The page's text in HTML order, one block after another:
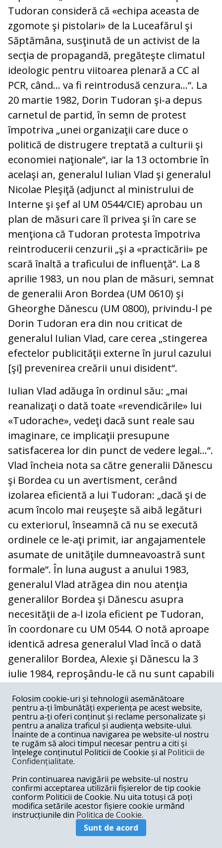
Tudoran consideră că «echipa aceasta de
zgomote şi pistolari» de la Luceafărul şi
Săptămâna, susţinută de un activist de la
secţia de propagandă, pregăteşte climatul
ideologic pentru viitoarea plenară a CC al
PCR, când… va fi reintrodusă cenzura…“. La
20 martie 1982, Dorin Tudoran şi-a depus
carnetul de partid, în semn de protest
împotriva „unei organizaţii care duce o
politică de distrugere treptată a culturii şi
economiei naţionale“, iar la 13 octombrie în
acelaşi an, generalul Iulian Vlad şi generalul
Nicolae Pleşiţă (adjunct al ministrului de
Interne şi şef al UM 0544/CIE) aprobau un
plan de măsuri care îl privea şi în care se
menţiona că Tudoran protesta împotriva
reintroducerii cenzurii „şi a «practicării» pe
scară înaltă a traficului de influenţă“. La 8
aprilie 1983, un nou plan de măsuri, semnat
de generalii Aron Bordea (UM 0610) şi
Gheorghe Dănescu (UM 0800), privindu-l pe
Dorin Tudoran era din nou criticat de
generalul Iulian Vlad, care cerea „stingerea
efectelor publicităţii externe în jurul cazului
[şi] prevenirea creării unui disident“.
Iulian Vlad adăuga în ordinul său: „mai
reanalizaţi o dată toate «revendicările» lui
«Tudorache», vedeţi dacă sunt reale sau
imaginare, ce implicaţii presupune
satisfacerea lor din punct de vedere legal…“.
Vlad încheia nota sa către generalii Dănescu
şi Bordea cu un avertisment, cerând
izolarea eficientă a lui Tudoran: „dacă şi de
acum încolo mai reuşeşte să aibă legături
cu exteriorul, înseamnă că nu se execută
ordinele ce le-aţi primit, iar angajamentele
asumate de unităţile dumneavoastră sunt
formale“. În luna august a anului 1983,
generalul Vlad atrăgea din nou atenţia
generalilor Bordea şi Dănescu asupra
necesităţii de a-l izola eficient pe Tudoran,
în coordonare cu UM 0544. O notă aproape
identică adresa generalul Vlad încă o dată
generalilor Bordea, Alexie şi Dănescu la 3
iulie 1984, reproşându-le că nu sunt capabili
exterior şi cerându-le „măsurile cele mai
calificate şi eficiente“ în acest sens. La
începutul lunii noiembrie a anului 1984,
Dorin Tudoran a primit două scrisori
anonime prin care era ameninţat cu
moartea, una dintre ele referindu-se la
soarta preotului polonez asasinat Jerzy
Popiełuszko. Conform unei discuţii între
Mihai Botez şi locotenent-colonelul Marian
Ureche, Tudoran bănuia în acest caz
Folosim cookie-uri și tehnologii asemănătoare
pentru a-ți îmbunătăți experiența pe acest website,
pentru a-ți oferi conținut și reclame personalizate și
pentru a analiza traficul și audiența website-ului.
Înainte de a continua navigarea pe website-ul nostru
te rugăm să aloci timpul necesar pentru a citi și
înțelege conținutul Politicii de Cookie și al Politicii de
Confidențialitate.
Prin continuarea navigării pe website-ul nostru
confirmi acceptarea utilizării fișierelor de tip cookie
conform Politicii de Cookie. Nu uita totuși că poți
modifica setările acestor fișiere cookie urmând
instrucțiunile din Politica de Cookie.
Sunt de acord